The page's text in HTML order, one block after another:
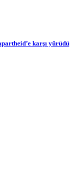
karşı yürüdü